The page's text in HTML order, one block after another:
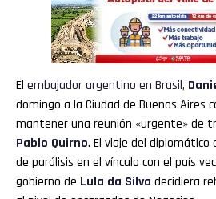
El embajador argentino en Brasil,
domingo a la Ciudad de Buenos Aires
mantener una reunión «urgente» de
Pablo Quirno. El viaje del
de parálisis en el vínculo con el país
gobierno de Lula da Silva decidiera